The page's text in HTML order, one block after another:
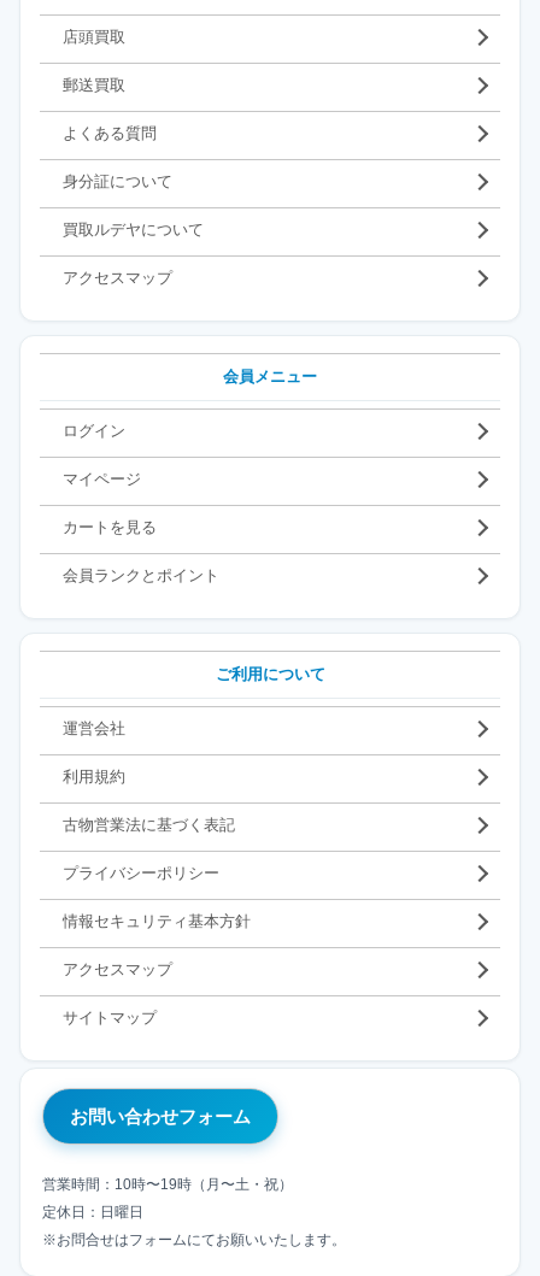
店頭買取
郵送買取
よくある質問
身分証について
買取ルデヤについて
アクセスマップ
会員メニュー
ログイン
マイページ
カートを見る
会員ランクとポイント
ご利用について
運営会社
利用規約
古物営業法に基づく表記
プライバシーポリシー
情報セキュリティ基本方針
アクセスマップ
サイトマップ
お問い合わせフォーム
営業時間：10時〜19時（月〜土・祝）
定休日：日曜日
※お問合せはフォームにてお願いいたします。